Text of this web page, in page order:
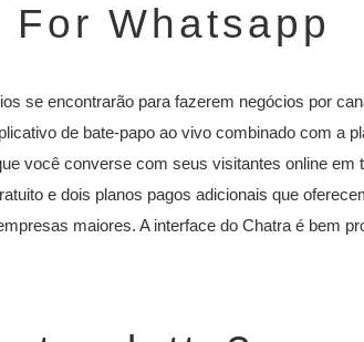
Whatsapp
se encontrarão para fazerem negócios por
de bate-papo ao vivo combinado com a
você converse com seus visitantes online em
e dois planos pagos adicionais que
maiores. A interface do Chatra é bem